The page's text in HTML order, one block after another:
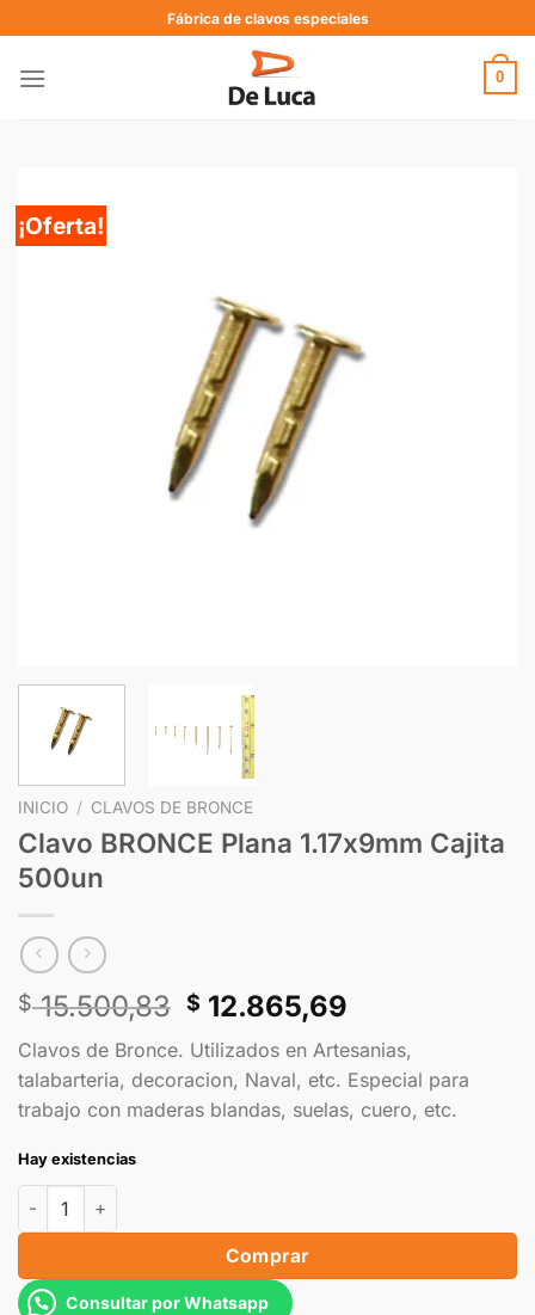
Fábrica de clavos especiales
0
¡Oferta!
INICIO / CLAVOS DE BRONCE
Clavo BRONCE Plana 1.17x9mm Cajita
500un
$15.500,83 $ 12.865,69
Clavos de Bronce. Utilizados en Artesanias,
talabarteria, decoracion, Naval, etc. Especial para
trabajo con maderas blandas, suelas, cuero, etc.
Hay existencias
Comprar
Consultar por Whatsapp